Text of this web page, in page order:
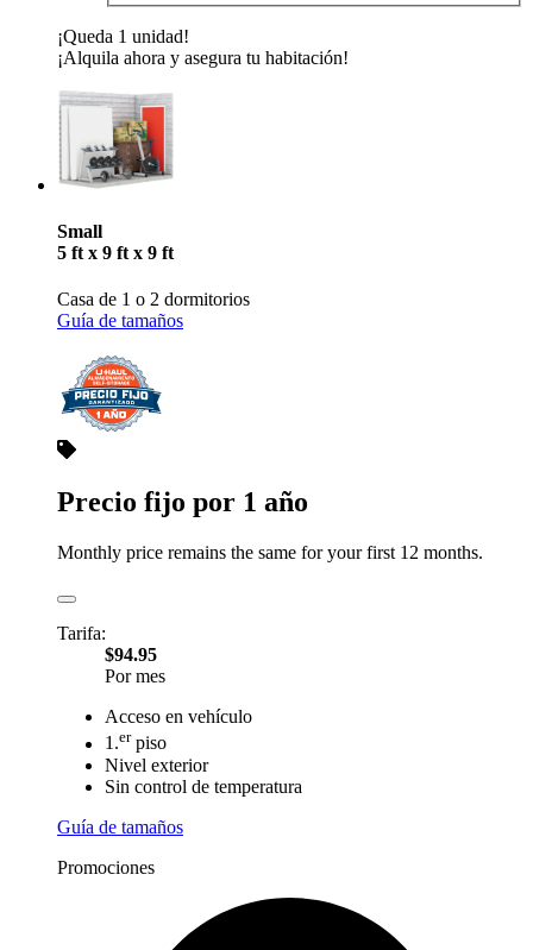
¡Queda 1 unidad!
¡Alquila ahora y asegura tu habitación!
Small
5 ft x 9 ft x 9 ft
Casa de 1 o 2 dormitorios
Guía de tamaños
Precio fijo por 1 año
Monthly price remains the same for your first 12 months.
Tarifa:
$94.95
Por mes
Acceso en vehículo
1.erpiso
Nivel exterior
Sin control de temperatura
Guía de tamaños
Promociones